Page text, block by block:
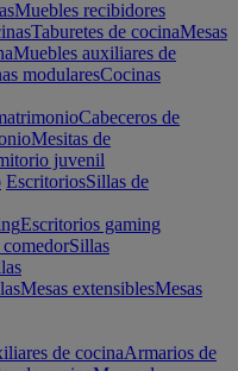
Muebles recibidores
Taburetes de cocinaMesas
Muebles auxiliares de
modularesCocinas
Cabeceros de
Mesitas de
juvenil
EscritoriosSillas de
Escritorios gaming
Sillas
Mesas extensiblesMesas
de cocinaArmarios de